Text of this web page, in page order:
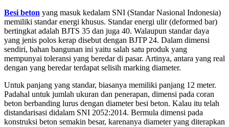
Besi beton yang masuk kedalam SNI (Standar Nasional Indonesia)
memiliki standar energi khusus. Standar energi ulir (deformed bar)
bertingkat adalah BJTS 35 dan juga 40. Walaupun standar daya
yang jenis polos kerap disebut dengan BJTP 24. Dalam dimensi
sendiri, bahan bangunan ini yaitu salah satu produk yang
mempunyai toleransi yang beredar di pasar. Artinya, antara yang real
dengan yang beredar terdapat selisih marking diameter.
Untuk panjang yang standar, biasanya memiliki panjang 12 meter.
Padahal untuk jumlah ukuran dan penerapan, dimensi pada coran
beton berbanding lurus dengan diameter besi beton. Kalau itu telah
distandarisasi didalam SNI 2052:2014. Bermula dimensi pada
konstruksi beton semakin besar, karenanya diameter yang diterapkan